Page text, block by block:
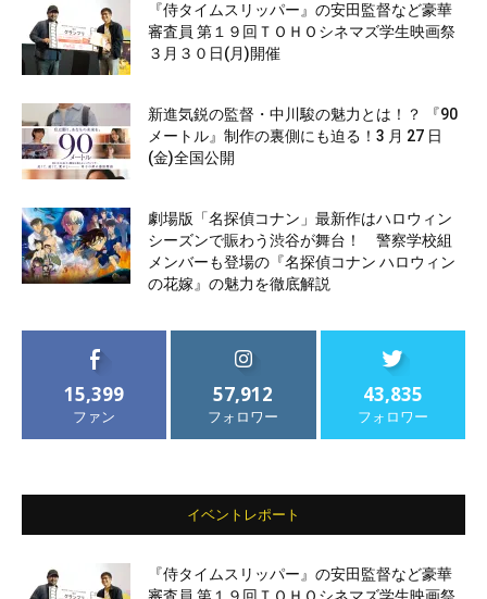
『侍タイムスリッパー』の安田監督など豪華
審査員 第１９回ＴＯＨＯシネマズ学生映画祭
３月３０日(月)開催
新進気鋭の監督・中川駿の魅力とは！？ 『90
メートル』制作の裏側にも迫る！3 月 27 日
(金)全国公開
劇場版「名探偵コナン」最新作はハロウィン
シーズンで賑わう渋谷が舞台！ 警察学校組
メンバーも登場の『名探偵コナン ハロウィン
の花嫁』の魅力を徹底解説
15,399
ファン
57,912
フォロワー
43,835
フォロワー
イベントレポート
『侍タイムスリッパー』の安田監督など豪華